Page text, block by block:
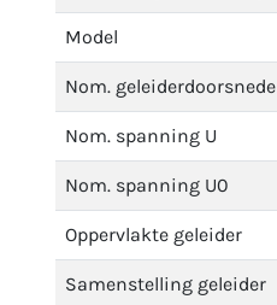
Model
Nom. geleiderdoorsnede
Nom. spanning U
Nom. spanning U0
Oppervlakte geleider
Samenstelling geleider